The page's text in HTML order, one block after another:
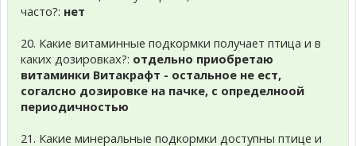
часто?: нет
20. Какие витаминные подкормки получает птица и в
каких дозировках?: отдельно приобретаю
витаминки Витакрафт - остальное не ест,
согалсно дозировке на пачке, с определноой
периодичностью
21. Какие минеральные подкормки доступны птице и